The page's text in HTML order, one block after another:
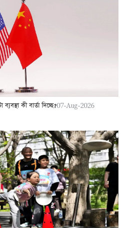
কী বার্তা দিচ্ছে?07-Aug-2026